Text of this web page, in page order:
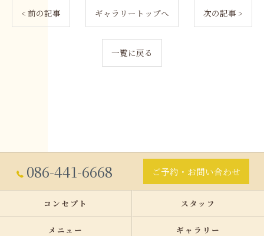
< 前の記事 ギャラリートップへ 次の記事 >
一覧に戻る
086-441-6668 ご予約・お問い合わせ
コンセプト スタッフ
メニュー ギャラリー